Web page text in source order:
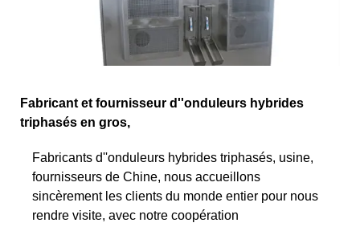
Fabricant et fournisseur d''onduleurs hybrides
triphasés en gros,
Fabricants d''onduleurs hybrides triphasés, usine,
fournisseurs de Chine, nous accueillons
sincèrement les clients du monde entier pour nous
rendre visite, avec notre coopération